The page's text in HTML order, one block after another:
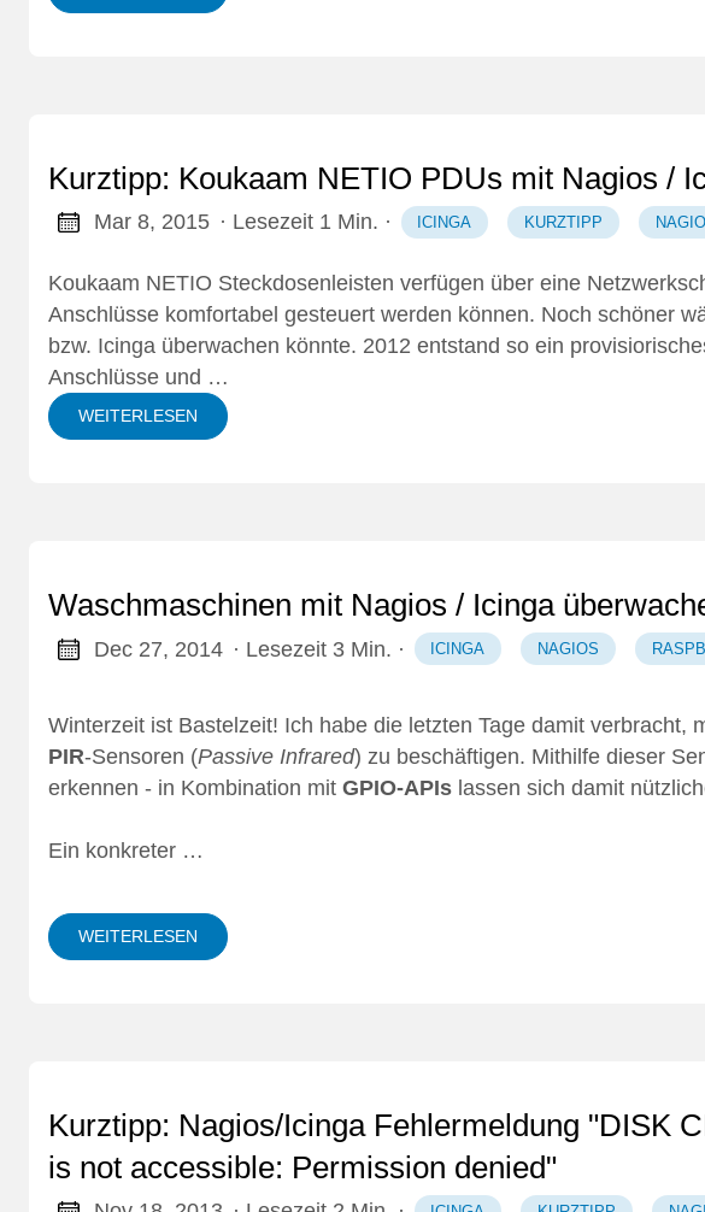
Kurztipp: Koukaam NETIO PDUs mit Nagios /
Mar 8, 2015 · Lesezeit 1 Min. · ICINGA KURZTIPP
Koukaam NETIO Steckdosenleisten verfügen über eine
Anschlüsse komfortabel gesteuert werden können. Noch schöner
bzw. Icinga überwachen könnte. 2012 entstand so ein
Anschlüsse und …
WEITERLESEN
Waschmaschinen mit Nagios / Icinga
Dec 27, 2014 · Lesezeit 3 Min. · ICINGA NAGIOS
Winterzeit ist Bastelzeit! Ich habe die letzten Tage damit verbracht,
PIR-Sensoren (Passive Infrared) zu beschäftigen. Mithilfe dieser
erkennen - in Kombination mit GPIO-APIs lassen sich damit
Ein konkreter …
WEITERLESEN
Kurztipp: Nagios/Icinga Fehlermeldung "DISK
is not accessible: Permission denied"